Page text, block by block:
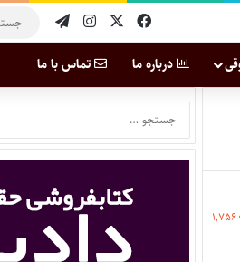
درباره ما تماس با ما
۱,۷۵۶